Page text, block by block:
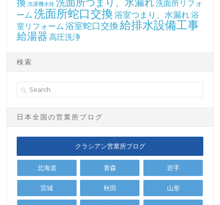
洗濯機水栓
洗面所リフォ
ーム 洗面所蛇口交換浴室つまり、水漏れ浴
室リフォーム 浴室蛇口交換給排水設備工事
給湯器 高圧洗浄
検索
日本全国の営業所ブログ
クラシアン営業所ブログ
北海道 青森 岩手
宮城 秋田 山形